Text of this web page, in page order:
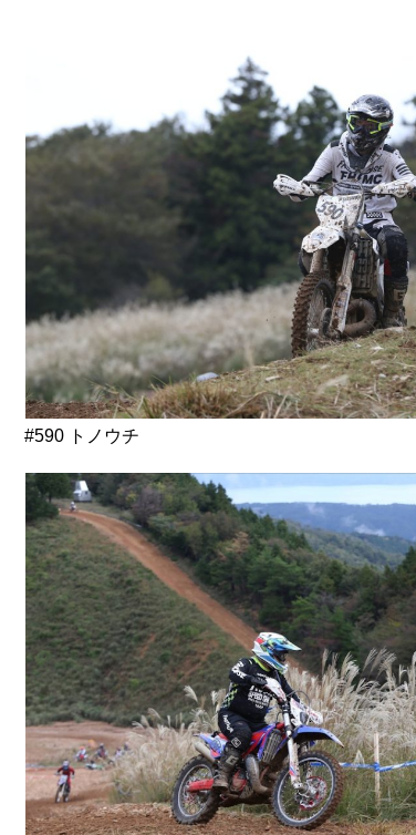
#590 トノウチ